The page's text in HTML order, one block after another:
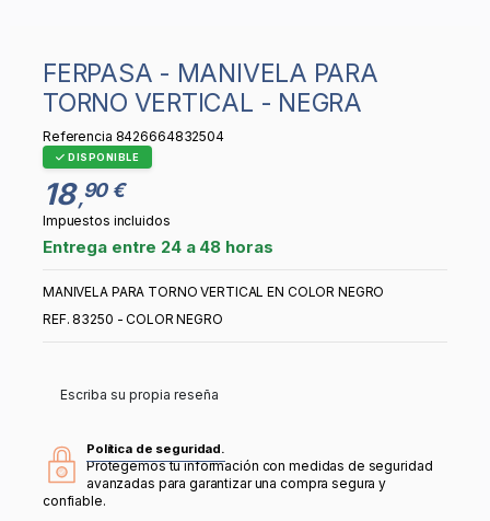
FERPASA - MANIVELA PARA
TORNO VERTICAL - NEGRA
Referencia 8426664832504
DISPONIBLE
18 ,90 €
Impuestos incluidos
Entrega entre 24 a 48 horas
MANIVELA PARA TORNO VERTICAL EN COLOR NEGRO
REF. 83250 - COLOR NEGRO
Escriba su propia reseña
Política de seguridad.
Protegemos tu información con medidas de seguridad
avanzadas para garantizar una compra segura y
confiable.